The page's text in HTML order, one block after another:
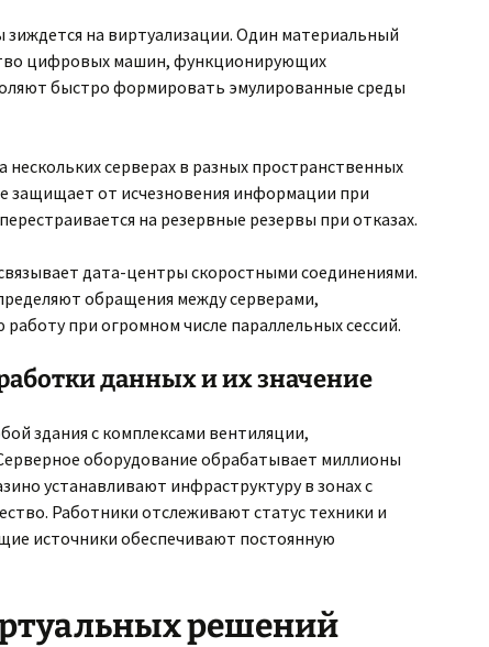
зиждется на виртуализации. Один материальный
цифровых машин, функционирующих
быстро формировать эмулированные среды
серверах в разных пространственных
защищает от исчезновения информации при
на резервные резервы при отказах.
дата-центры скоростными соединениями.
обращения между серверами,
при огромном числе параллельных сессий.
данных и их значение
здания с комплексами вентиляции,
оборудование обрабатывает миллионы
устанавливают инфраструктуру в зонах с
Работники отслеживают статус техники и
источники обеспечивают постоянную
решений